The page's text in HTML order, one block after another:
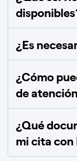
¿Es
¿Cómo
de
¿Qué
mi cita con